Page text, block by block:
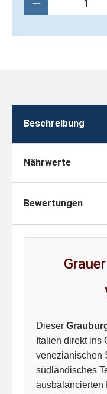
Beschreibung
Nährwerte
Bewertungen
Dieser
Italien direkt ins
venezianischen
südländisches
ausbalancierten